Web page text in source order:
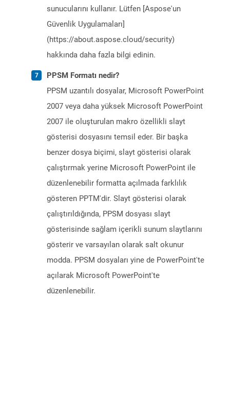
sunucularını kullanır. Lütfen [Aspose'un
Güvenlik Uygulamaları]
(https://about.aspose.cloud/security)
hakkında daha fazla bilgi edinin.
PPSM Formatı nedir?
PPSM uzantılı dosyalar, Microsoft PowerPoint
2007 veya daha yüksek Microsoft PowerPoint
2007 ile oluşturulan makro özellikli slayt
gösterisi dosyasını temsil eder. Bir başka
benzer dosya biçimi, slayt gösterisi olarak
çalıştırmak yerine Microsoft PowerPoint ile
düzenlenebilir formatta açılmada farklılık
gösteren PPTM'dir. Slayt gösterisi olarak
çalıştırıldığında, PPSM dosyası slayt
gösterisinde sağlam içerikli sunum slaytlarını
gösterir ve varsayılan olarak salt okunur
modda. PPSM dosyaları yine de PowerPoint'te
açılarak Microsoft PowerPoint'te
düzenlenebilir.